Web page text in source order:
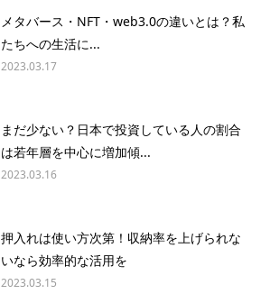
メタバース・NFT・web3.0の違いとは？私
たちへの生活に...
2023.03.17
まだ少ない？日本で投資している人の割合
は若年層を中心に増加傾...
2023.03.16
押入れは使い方次第！収納率を上げられな
いなら効率的な活用を
2023.03.15